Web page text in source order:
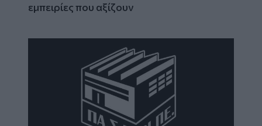
εμπειρίες που αξίζουν